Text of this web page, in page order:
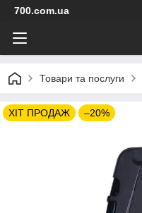
700.com.ua
Товари та послуги
ХІТ ПРОДАЖ –20%